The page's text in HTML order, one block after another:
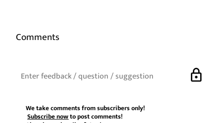
Comments
lock
We take comments from subscribers only!
Subscribe nowto post comments!